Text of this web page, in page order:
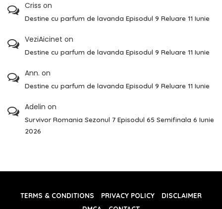
Criss on
Destine cu parfum de lavanda Episodul 9 Reluare 11 Iunie
VeziAicinet on
Destine cu parfum de lavanda Episodul 9 Reluare 11 Iunie
Ann. on
Destine cu parfum de lavanda Episodul 9 Reluare 11 Iunie
Adelin on
Survivor Romania Sezonul 7 Episodul 65 Semifinala 6 Iunie
2026
TERMS & CONDITIONS PRIVACY POLICY
DISCLAIMER